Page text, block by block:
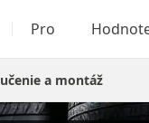
Pro
a montáž